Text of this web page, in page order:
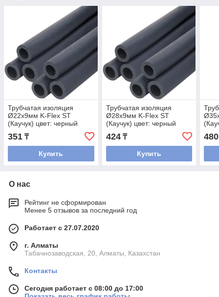
Трубчатая изоляция
Ø22х9мм K-Flex ST
(Каучук) цвет: черный
351 ₸
Купить
Трубчатая изоляция
Ø28х9мм K-Flex ST
(Каучук) цвет: черный
424₸
Купить
480
О нас
Рейтинг не сформирован
Менее 5 отзывов за последний год
Работает с 27.07.2020
г. Алматы
Табачнозаводская, 20, Алматы, Казахстан
Контакты
Сегодня работает с 08:00 до 17:00